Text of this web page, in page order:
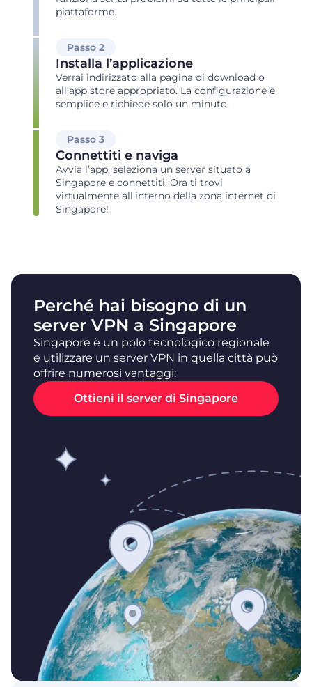
piattaforme.
Passo 2
Installa l’applicazione
Verrai indirizzato alla pagina di download o
all’app store appropriato. La configurazione è
semplice e richiede solo un minuto.
Passo 3
Connettiti e naviga
Avvia l’app, seleziona un server situato a
Singapore e connettiti. Ora ti trovi
virtualmente all’interno della zona internet di
Singapore!
Perché hai bisogno di un
server VPN a Singapore
Singapore è un polo tecnologico regionale
e utilizzare un server VPN in quella città può
offrire numerosi vantaggi:
Ottieni il server di Singapore